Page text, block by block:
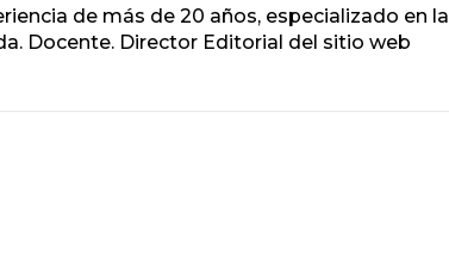
de más de 20 años, especializado en la
Docente. Director Editorial del sitio web